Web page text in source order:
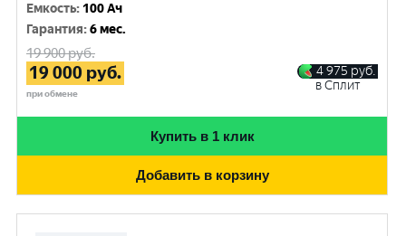
Емкость: 100 Ач
Гарантия:6 мес.
19 900руб.
19 000 руб.
при обмене
4 975 руб.
в Сплит
Купить в 1 клик
Добавить в корзину